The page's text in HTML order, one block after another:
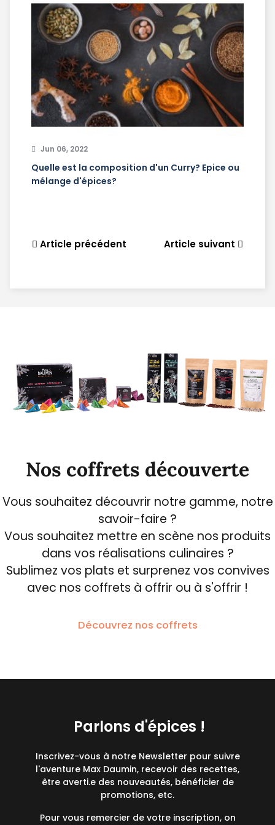
Jun 06, 2022
Quelle est la composition d'un Curry? Epice ou
mélange d'épices?
Article précédent Article suivant
Nos coffrets découverte
Vous souhaitez découvrir notre gamme, notre
savoir-faire ?
Vous souhaitez mettre en scène nos produits
dans vos réalisations culinaires ?
Sublimez vos plats et surprenez vos convives
avec nos coffrets à offrir ou à s'offrir !
Découvrez nos coffrets
Parlons d'épices !
Inscrivez-vous à notre Newsletter pour suivre
l'aventure Max Daumin, recevoir des recettes,
être averti.e des nouveautés, bénéficier de
promotions, etc.
Pour vous remercier de votre inscription, on